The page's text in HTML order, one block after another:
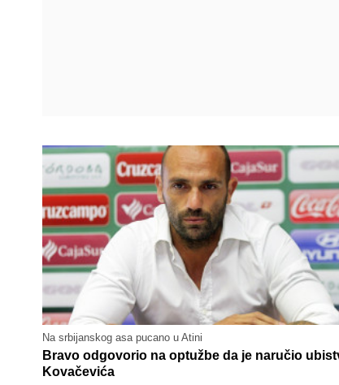
Na srbijanskog asa pucano u Atini
Bravo odgovorio na optužbe da je naručio
Kovačevića